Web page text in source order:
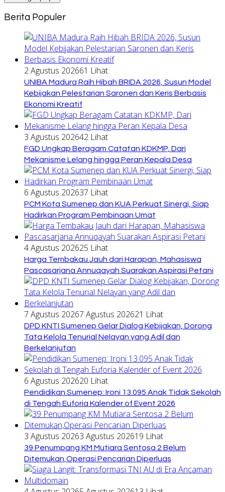
Berita Populer
2 Agustus 202661 Lihat
UNIBA Madura Raih Hibah BRIDA 2026, Susun Model
Kebijakan Pelestarian Saronen dan Keris Berbasis
Ekonomi Kreatif
3 Agustus 202642 Lihat
FGD Ungkap Beragam Catatan KDKMP, Dari
Mekanisme Lelang hingga Peran Kepala Desa
6 Agustus 202637 Lihat
PCM Kota Sumenep dan KUA Perkuat Sinergi, Siap
Hadirkan Program Pembinaan Umat
4 Agustus 202625 Lihat
Harga Tembakau Jauh dari Harapan, Mahasiswa
Pascasarjana Annuqayah Suarakan Aspirasi Petani
7 Agustus 20267 Agustus 202621 Lihat
DPD KNTI Sumenep Gelar Dialog Kebijakan, Dorong
Tata Kelola Tenurial Nelayan yang Adil dan
Berkelanjutan
6 Agustus 202620 Lihat
Pendidikan Sumenep: Ironi 13.095 Anak Tidak Sekolah
di Tengah Euforia Kalender of Event 2026
3 Agustus 20263 Agustus 202619 Lihat
39 Penumpang KM Mutiara Sentosa 2 Belum
Ditemukan,Operasi Pencarian Diperluas